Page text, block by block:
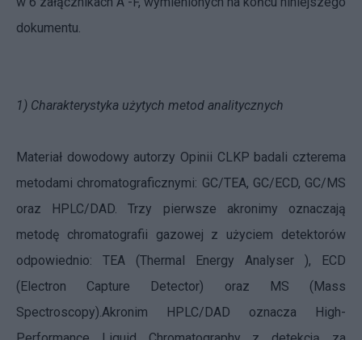
dokumentu.
1) Charakterystyka użytych metod analitycznych
Materiał dowodowy autorzy Opinii CLKP badali czterema
metodami chromatograficznymi: GC/TEA, GC/ECD, GC/MS
oraz HPLC/DAD. Trzy pierwsze akronimy oznaczają
metodę chromatografii gazowej z użyciem detektorów
odpowiednio: TEA (Thermal Energy Analyser ), ECD
(Electron Capture Detector) oraz MS (Mass
Spectroscopy).Akronim HPLC/DAD oznacza High-